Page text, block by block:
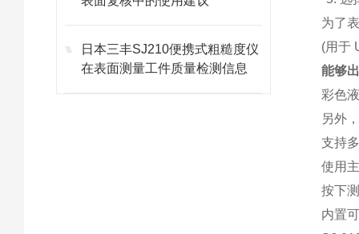
日本三丰SJ210便携式粗糙度仪
在表面测量工件质量检测信息
为了
(用于
能够
彩色
另外
支持
使用
按下
内置